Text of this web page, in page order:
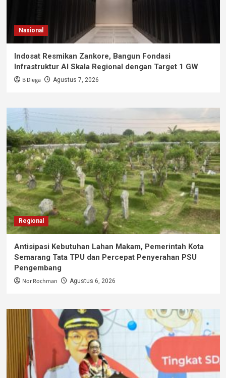
Nasional
Indosat Resmikan Zankore, Bangun Fondasi
Infrastruktur AI Skala Regional dengan Target 1 GW
B Diega Agustus 7, 2026
Regional
Antisipasi Kebutuhan Lahan Makam, Pemerintah Kota
Semarang Tata TPU dan Percepat Penyerahan PSU
Pengembang
Nor Rochman Agustus 6, 2026